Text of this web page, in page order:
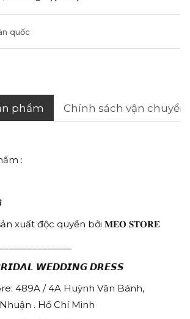
quốc
phẩm Chính sách vận chuyển
:
xuất độc quyền bởi 𝐌𝐄𝐎 𝐒𝐓𝐎𝐑𝐄
𝙒𝙀𝘿𝘿𝙄𝙉𝙂 𝘿𝙍𝙀𝙎𝙎
489A / 4A Huỳnh Văn Bánh,
. Hồ Chí Minh